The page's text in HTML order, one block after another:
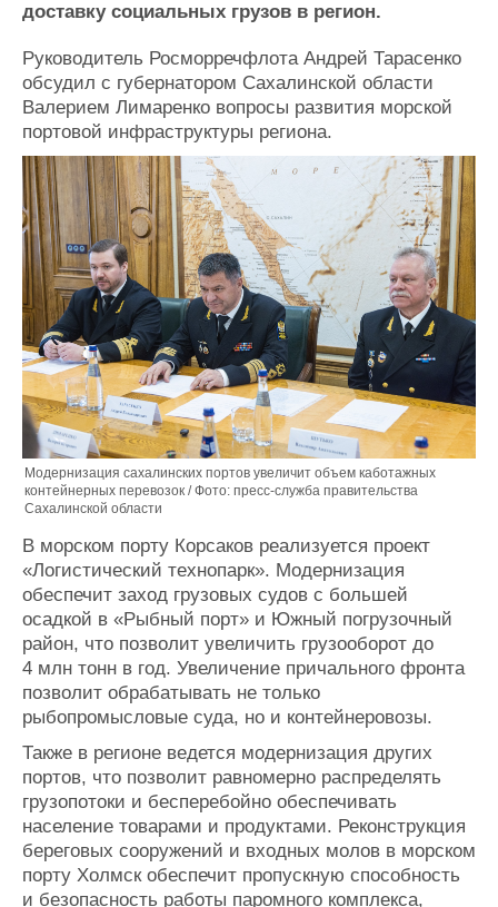
Крюинг
Реклама
Услуги
Конференции
Выставки и семинары
Личности
Словарь
Флот
Галерея флота
Отзывы
Все службы
доставку социальных грузов в регион.
Руководитель Росморречфлота Андрей Тарасенко
обсудил с губернатором Сахалинской области
Валерием Лимаренко вопросы развития морской
портовой инфраструктуры региона.
Модернизация сахалинских портов увеличит объем каботажных
контейнерных перевозок / Фото: пресс-служба правительства
Сахалинской области
В морском порту Корсаков реализуется проект
«Логистический технопарк». Модернизация
обеспечит заход грузовых судов с большей
осадкой в «Рыбный порт» и Южный погрузочный
район, что позволит увеличить грузооборот до
4 млн тонн в год. Увеличение причального фронта
позволит обрабатывать не только
рыбопромысловые суда, но и контейнеровозы.
Также в регионе ведется модернизация других
портов, что позволит равномерно распределять
грузопотоки и бесперебойно обеспечивать
население товарами и продуктами. Реконструкция
береговых сооружений и входных молов в морском
порту Холмск обеспечит пропускную способность
и безопасность работы паромного комплекса,